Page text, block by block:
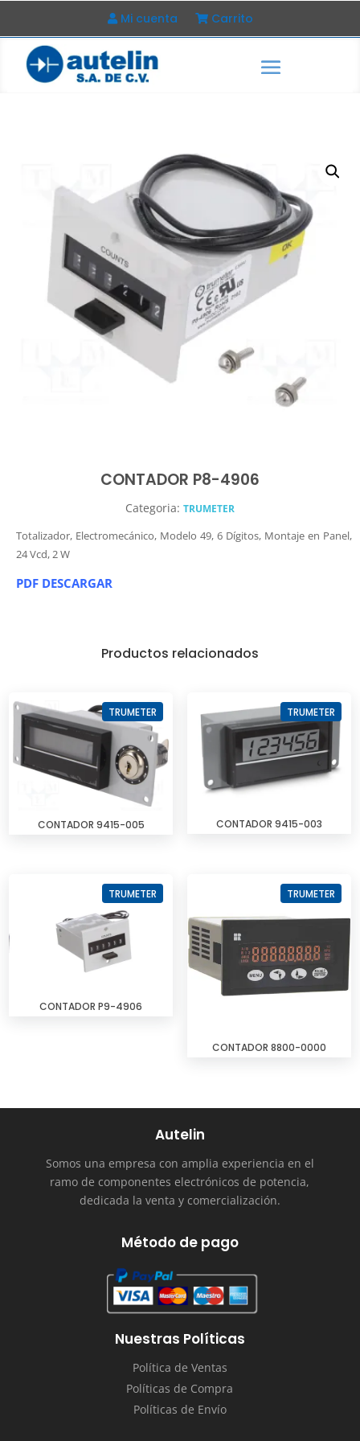
Mi cuenta Carrito
CONTADOR P8-4906
Categoria: TRUMETER
Totalizador, Electromecánico, Modelo 49, 6 Dígitos, Montaje en Panel,
24 Vcd, 2 W
PDF DESCARGAR
Productos relacionados
TRUMETER
CONTADOR 9415-005
TRUMETER
CONTADOR 9415-003
TRUMETER
CONTADOR P9-4906
TRUMETER
CONTADOR 8800-0000
Autelin
Somos una empresa con amplia experiencia en el
ramo de componentes electrónicos de potencia,
dedicada la venta y comercialización.
Método de pago
Nuestras Políticas
Política de Ventas
Políticas de Compra
Políticas de Envío